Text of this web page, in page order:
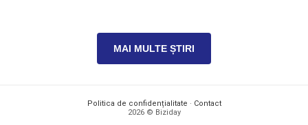
MAI MULTE ȘTIRI
Politica de confidențialitate · Contact
2026 © Biziday